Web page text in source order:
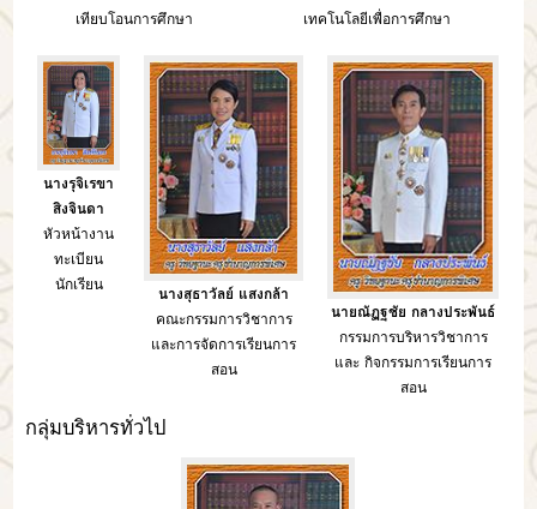
เทียบโอนการศึกษา
เทคโนโลยีเพื่อการศึกษา
นางรุจิเรขา
สิงจินดา
หัวหน้างาน
ทะเบียน
นักเรียน
นางสุธาวัลย์ แสงกล้า
คณะกรรมการวิชาการ
และการจัดการเรียนการ
สอน
นายณัฏฐชัย กลางประพันธ์
กรรมการบริหารวิชาการ
และ กิจกรรมการเรียนการ
สอน
กลุ่มบริหารทั่วไป